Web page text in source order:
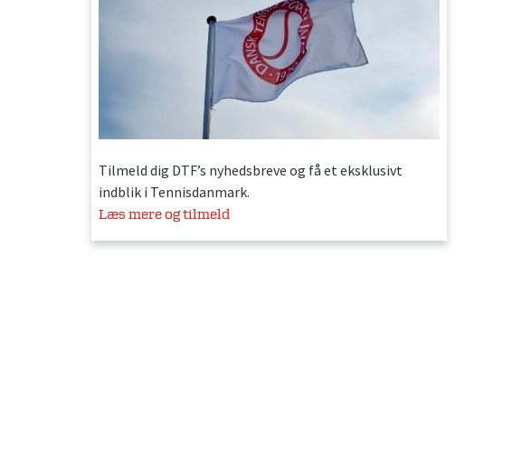
Tilmeld dig DTF’s nyhedsbreve og få et eksklusivt
indblik i Tennisdanmark.
Læs mere og tilmeld